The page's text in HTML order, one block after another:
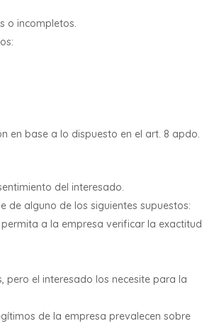
o incompletos.
en base a lo dispuesto en el art. 8 apdo.
del interesado.
de alguno de los siguientes supuestos:
a la empresa verificar la exactitud
el interesado los necesite para la
de la empresa prevalecen sobre